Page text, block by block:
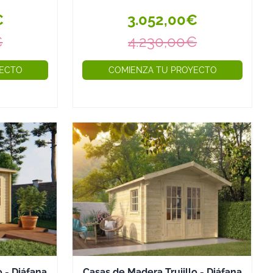
interior. Más inf...
3.052,00€
4.230,00€
COMIENZA TU PROYECTO